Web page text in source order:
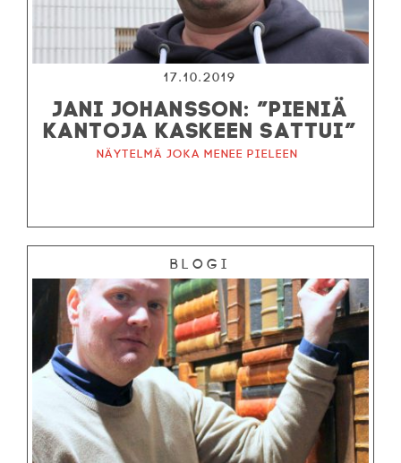
17.10.2019
JANI JOHANSSON: ”PIENIÄ
KANTOJA KASKEEN SATTUI”
Näytelmä joka menee pieleen
Blogi